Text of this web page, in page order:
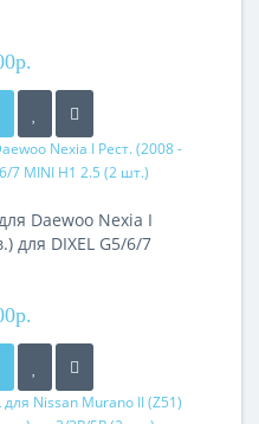
Daewoo Nexia I
для DIXEL G5/6/7